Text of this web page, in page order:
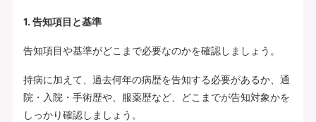
1. 告知項目と基準
告知項目や基準がどこまで必要なのかを確認しましょう。
持病に加えて、過去何年の病歴を告知する必要があるか、通
院・入院・手術歴や、服薬歴など、どこまでが告知対象かを
しっかり確認しましょう。